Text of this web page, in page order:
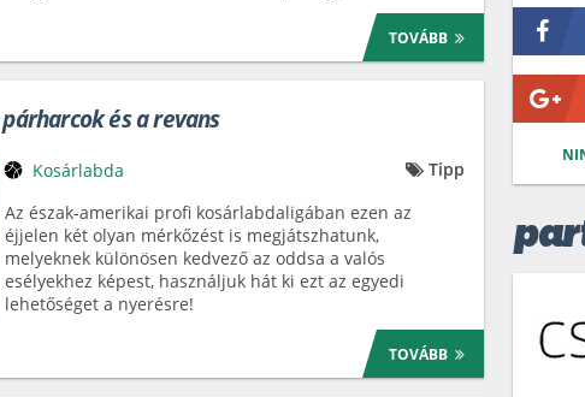
TOVÁBB
és a revans
Kosárlabda
Tipp
Az észak-amerikai profi kosárlabdaligában ezen az
éjjelen két olyan mérkőzést is megjátszhatunk,
melyeknek különösen kedvező az oddsa a valós
esélyekhez képest, használjuk hát ki ezt az egyedi
lehetőséget a nyerésre!
TOVÁBB